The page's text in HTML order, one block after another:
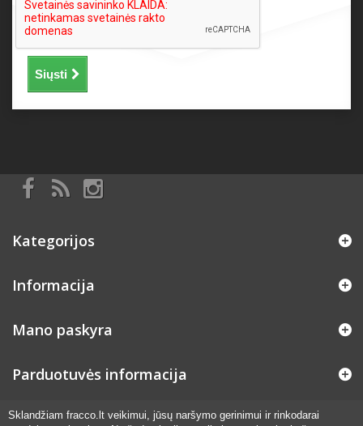
Sklandžiam fracco.lt veikimui, jūsų naršymo gerinimui ir rinkodarai
Siųsti
Kategorijos
Informacija
Mano paskyra
Parduotuvės informacija